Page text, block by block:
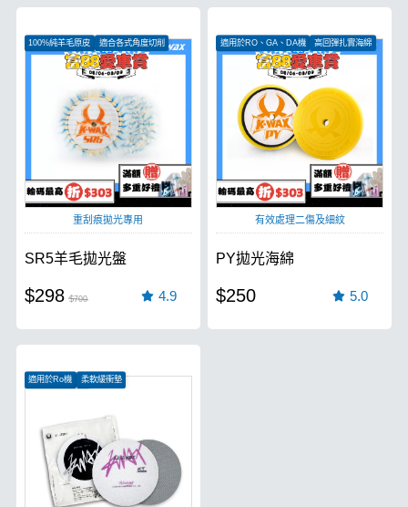
100%純羊毛原皮
適合各式角度切削
適用於RO、DA機
重刮痕拋光專用
SR5羊毛拋光盤
$298 $700 4.9
適用於RO、GA、DA機
高回彈扎實海綿
有效處理二傷及細紋
PY拋光海綿
$250 5.0
適用於Ro機
柔軟緩衝墊